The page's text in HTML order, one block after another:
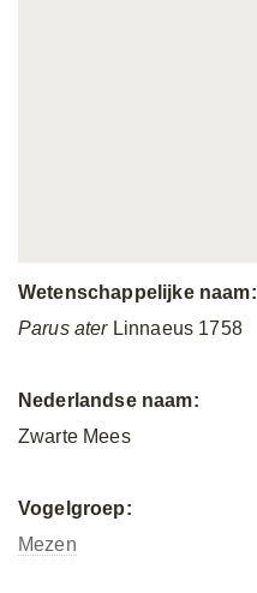
Wetenschappelijke naam:
Parus aterLinnaeus 1758
Nederlandse naam:
Zwarte Mees
Vogelgroep:
Mezen